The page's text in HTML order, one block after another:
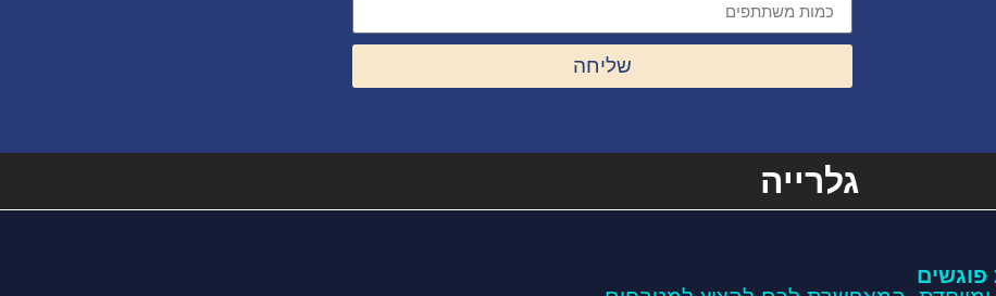
שליחה
גלרייה
פוגשים